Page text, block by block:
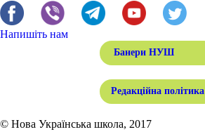
Напишіть нам
Банери НУШ
Редакційна політика
© Нова Українська школа, 2017